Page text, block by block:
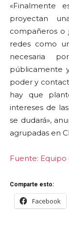
«Finalmente
proyectan
compañeros o
redes como
necesaria
públicamente
poder y
hay que
intereses de
se dudará»,
agrupadas en
Fuente: Equipo
Comparte esto:
Facebook